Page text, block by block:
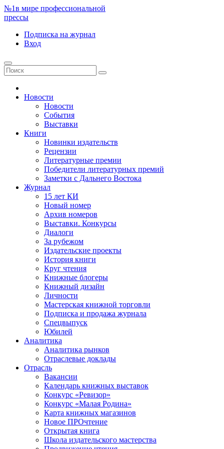
№1в мире профессиональной
прессы
Подписка на журнал
Вход
Новости
Новости
События
Выставки
Книги
Новинки издательств
Рецензии
Литературные премии
Победители литературных премий
Заметки с Дальнего Востока
Журнал
15 лет КИ
Новый номер
Архив номеров
Выставки. Конкурсы
Диалоги
За рубежом
Издательские проекты
История книги
Круг чтения
Книжные блогеры
Книжный дизайн
Личности
Мастерская книжной торговли
Подписка и продажа журнала
Спецвыпуск
Юбилей
Аналитика
Аналитика рынков
Отраслевые доклады
Отрасль
Вакансии
Календарь книжных выставок
Конкурс «Ревизор»
Конкурс «Малая Родина»
Карта книжных магазинов
Новое ПРОчтение
Открытая книга
Школа издательского мастерства